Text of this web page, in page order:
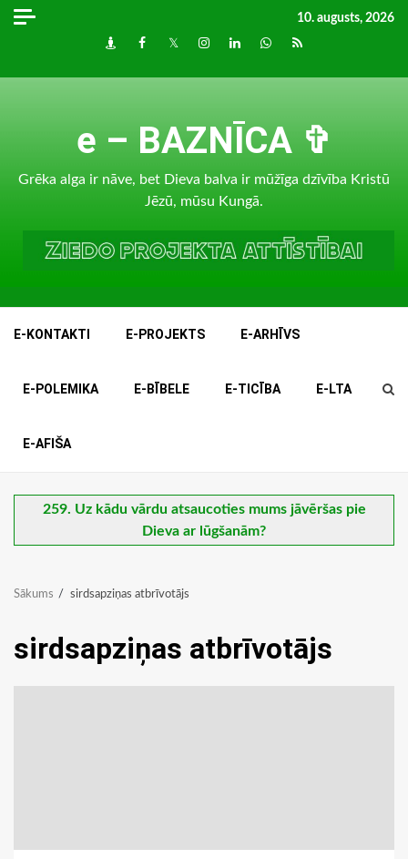
Skip
10. augusts, 2026
DraugiemFacebook
TwitterInstagram
LinkedInwhatsapp
RSS
e – BAZNĪCA ✞
Grēka alga ir nāve, bet Dieva balva ir mūžīga dzīvība Kristū
Jēzū, mūsu Kungā.
E-KONTAKTI E-PROJEKTS E-ARHĪVS
E-POLEMIKA E-BĪBELE E-TICĪBA E-LTA
E-AFIŠA
259. Uz kādu vārdu atsaucoties mums jāvēršas pie
Dieva ar lūgšanām?
Sākums sirdsapziņas atbrīvotājs
sirdsapziņas atbrīvotājs